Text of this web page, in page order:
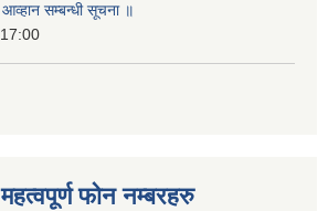
सम्बन्धी सूचना ॥
फोन नम्बरहरु